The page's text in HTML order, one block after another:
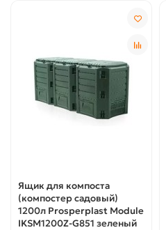
Ящик для компоста
(компостер садовый)
1200л Prosperplast Module
IKSM1200Z-G851 зеленый